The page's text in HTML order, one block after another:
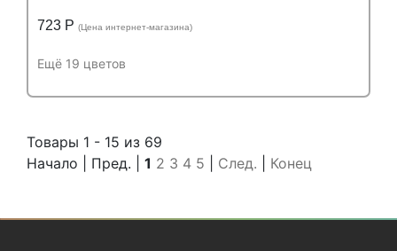
723 Р (Цена интернет-магазина)
Ещё 19 цветов
Устойчивость к истиранию:
Состав:
циклов
Товары 1 - 15 из 69
Начало | Пред. | 1 2 3 4 5 След. Конец